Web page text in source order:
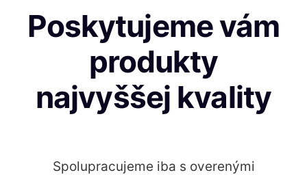
Poskytujeme vám
produkty
najvyššej kvality
Spolupracujeme iba s overenými